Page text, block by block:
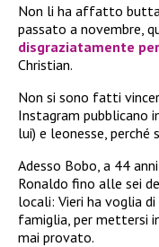
Non li ha affatto
passato a novembre,
disgraziatamente
Christian.
Non si sono fatti
Instagram pubblicano
lui) e leonesse,
Adesso Bobo, a 44
Ronaldo fino alle sei
locali: Vieri ha voglia
famiglia, per mettersi
mai provato.